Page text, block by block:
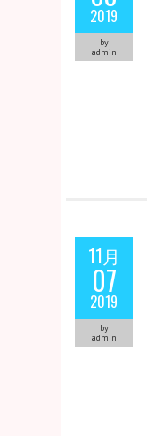
2019
by
admin
11月
07
2019
by
admin